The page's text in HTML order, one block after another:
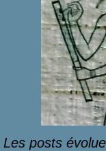
Les posts